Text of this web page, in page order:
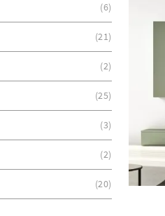
6
21
2
25
3
2
20